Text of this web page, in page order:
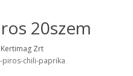
20szem
Zrt
piros-chili-paprika